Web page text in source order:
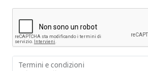
Termini e condizioni